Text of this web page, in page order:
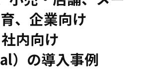
お問い合わせ
、企業向け
内向け
）の導入事例